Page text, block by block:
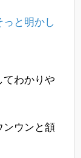
と明かし
てわかりや
ンウンと頷